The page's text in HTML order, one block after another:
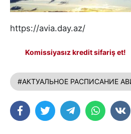
https://avia.day.az/
Komissiyasız kredit sifariş et!
#АКТУАЛЬНОЕ РАСПИСАНИЕ